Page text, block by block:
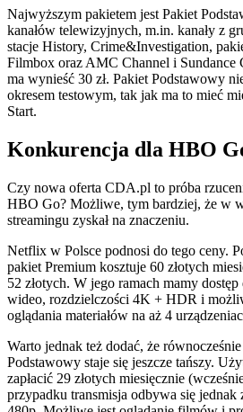
Najwyższym pakietem jest Pakiet
kanałów telewizyjnych, m.in. kanały z
stacje History, Crime&Investigation,
Filmbox oraz AMC Channel i Sundance
ma wynieść 30 zł. Pakiet Podstawowy
okresem testowym, tak jak ma to mieć
Start.
Konkurencja dla HBO
Czy nowa oferta CDA.pl to próba
HBO Go? Możliwe, tym bardziej, że w
streamingu zyskał na znaczeniu.
Netflix w Polsce podnosi do tego ceny.
pakiet Premium kosztuje 60 złotych
52 złotych. W jego ramach mamy
wideo, rozdzielczości 4K + HDR i
oglądania materiałów na aż 4
Warto jednak też dodać, że
Podstawowy staje się jeszcze tańszy.
zapłacić 29 złotych miesięcznie
przypadku transmisja odbywa się